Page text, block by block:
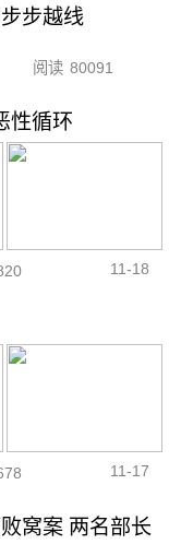
步越线
阅读 80091
性循环
11-18
11-17
窝案 两名部长